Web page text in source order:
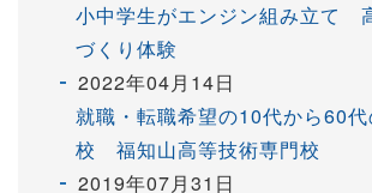
小中学生がエンジン組み立て
づくり体験
2022年04月14日
就職・転職希望の10代から60
校 福知山高等技術専門校
2019年07月31日